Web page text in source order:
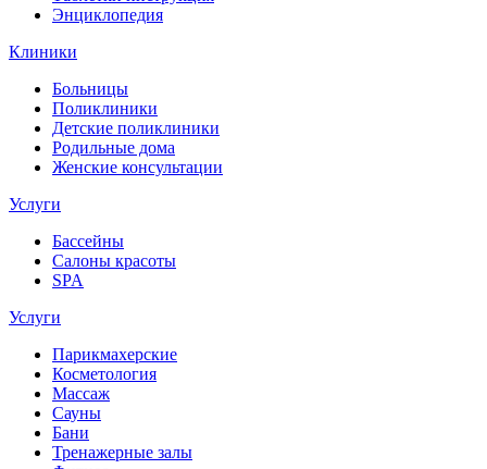
Энциклопедия
Клиники
Больницы
Поликлиники
Детские поликлиники
Родильные дома
Женские консультации
Услуги
Бассейны
Салоны красоты
SPA
Услуги
Парикмахерские
Косметология
Массаж
Сауны
Бани
Тренажерные залы